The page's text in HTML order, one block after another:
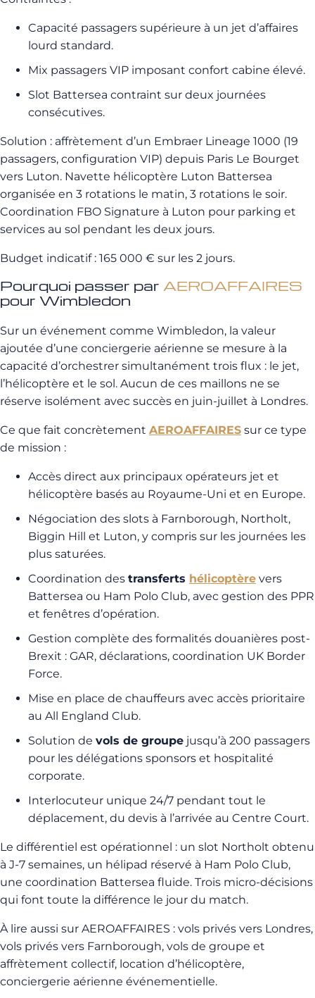
Capacité passagers supérieure à un jet d’affaires
lourd standard.
Mix passagers VIP imposant confort cabine élevé.
Slot Battersea contraint sur deux journées
consécutives.
Solution : affrètement d’un Embraer Lineage 1000 (19
passagers, configuration VIP) depuis Paris Le Bourget
vers Luton. Navette hélicoptère Luton Battersea
organisée en 3 rotations le matin, 3 rotations le soir.
Coordination FBO Signature à Luton pour parking et
services au sol pendant les deux jours.
Budget indicatif : 165 000 € sur les 2 jours.
Pourquoi passer par AEROAFFAIRES
pour Wimbledon
Sur un événement comme Wimbledon, la valeur
ajoutée d’une conciergerie aérienne se mesure à la
capacité d’orchestrer simultanément trois flux : le jet,
l’hélicoptère et le sol. Aucun de ces maillons ne se
réserve isolément avec succès en juin-juillet à Londres.
Ce que fait concrètement AEROAFFAIRES sur ce type
de mission :
Accès direct aux principaux opérateurs jet et
hélicoptère basés au Royaume-Uni et en Europe.
Négociation des slots à Farnborough, Northolt,
Biggin Hill et Luton, y compris sur les journées les
plus saturées.
Coordination des transferts hélicoptère vers
Battersea ou Ham Polo Club, avec gestion des PPR
et fenêtres d’opération.
Gestion complète des formalités douanières post-
Brexit : GAR, déclarations, coordination UK Border
Force.
Mise en place de chauffeurs avec accès prioritaire
au All England Club.
Solution de vols de groupe jusqu’à 200 passagers
pour les délégations sponsors et hospitalité
corporate.
Interlocuteur unique 24/7 pendant tout le
déplacement, du devis à l’arrivée au Centre Court.
Le différentiel est opérationnel : un slot Northolt obtenu
à J-7 semaines, un hélipad réservé à Ham Polo Club,
une coordination Battersea fluide. Trois micro-décisions
qui font toute la différence le jour du match.
À lire aussi sur AEROAFFAIRES : vols privés vers Londres,
vols privés vers Farnborough, vols de groupe et
affrètement collectif, location d’hélicoptère,
conciergerie aérienne événementielle.